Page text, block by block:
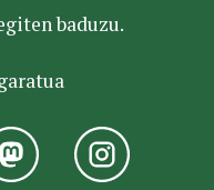
baduzu.